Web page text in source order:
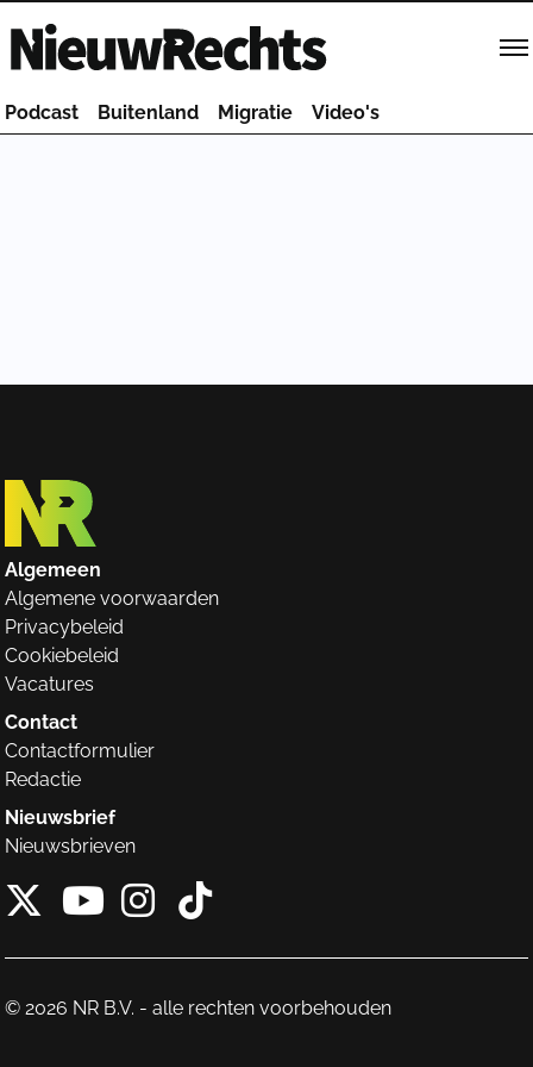
Homepage van NieuwRechts
Podcast Buitenland Migratie Video's
Algemeen
Algemene voorwaarden
Privacybeleid
Cookiebeleid
Vacatures
Contact
Contactformulier
Redactie
Nieuwsbrief
Nieuwsbrieven
X van NieuwRechts
Instagram van
Tiktok van
© 2026 NR B.V. - alle rechten voorbehouden